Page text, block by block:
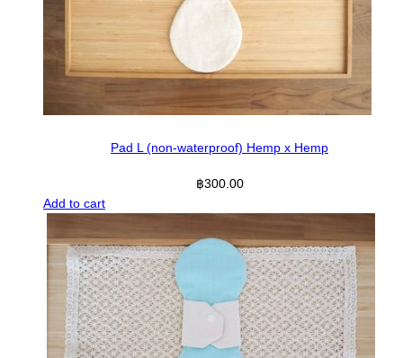
Pad L (non-waterproof) Hemp x Hemp
฿300.00
Add to cart